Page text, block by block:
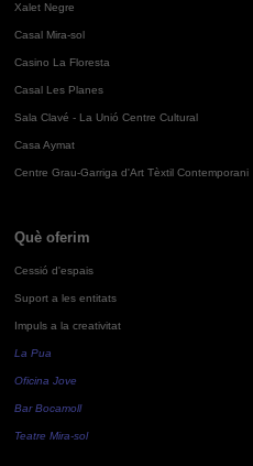
Xalet Negre
Casal Mira-sol
Casino La Floresta
Casal Les Planes
Sala Clavé - La Unió Centre Cultural
Casa Aymat
Centre Grau-Garriga d'Art Tèxtil Contemporani
Què oferim
Cessió d'espais
Suport a les entitats
Impuls a la creativitat
La Pua
Oficina Jove
Bar Bocamoll
Teatre Mira-sol